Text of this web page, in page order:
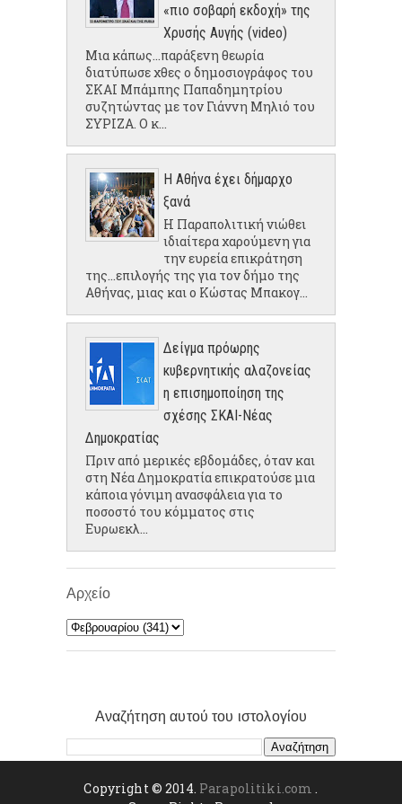
«πιο σοβαρή εκδοχή» της
Χρυσής Αυγής (video)
Μια κάπως...παράξενη θεωρία
διατύπωσε χθες ο δημοσιογράφος του
ΣΚΑΙ Μπάμπης Παπαδημητρίου
συζητώντας με τον Γιάννη Μηλιό του
ΣΥΡΙΖΑ. Ο κ...
Η Αθήνα έχει δήμαρχο
ξανά
Η Παραπολιτική νιώθει
ιδιαίτερα χαρούμενη για
την ευρεία επικράτηση
της...επιλογής της για τον δήμο της
Αθήνας, μιας και ο Κώστας Μπακογ...
Δείγμα πρόωρης
κυβερνητικής αλαζονείας
η επισημοποίηση της
σχέσης ΣΚΑΙ-Νέας
Δημοκρατίας
Πριν από μερικές εβδομάδες, όταν και
στη Νέα Δημοκρατία επικρατούσε μια
κάποια γόνιμη ανασφάλεια για το
ποσοστό του κόμματος στις
Ευρωεκλ...
Αρχείο
Αναζήτηση αυτού του ιστολογίου
Copyright © 2014. Parapolitiki.com .